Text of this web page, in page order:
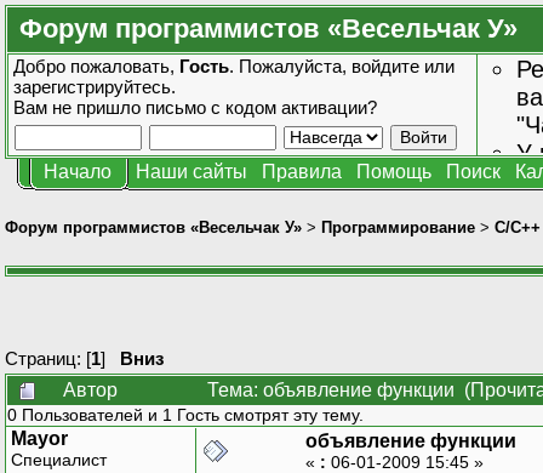
Форум программистов «Весельчак У»
Добро пожаловать, Гость. Пожалуйста, войдите или
зарегистрируйтесь.
Вам не пришло письмо с кодом активации?
У
Начало Наши сайты Правила Помощь Поиск
Форум программистов «Весельчак У» > Программирование > C/C++
Страниц: [1] Вниз
Автор
Тема: объявление функции
0 Пользователей и 1 Гость смотрят эту тему.
Mayor
Специалист
объявление функции
« : 06-01-2009 15:45 »